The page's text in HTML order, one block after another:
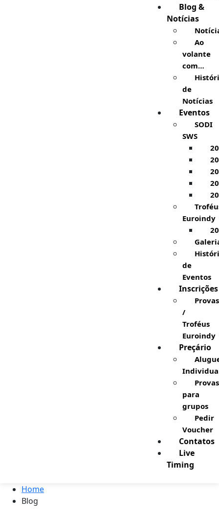
Blog &
Notícias
Ao
volante
com…
de
Notícias
Eventos
SODI
SWS
Euroindy
de
Eventos
Inscrições
Provas
/
Troféus
Euroindy
Preçário
Provas
para
grupos
Pedir
Voucher
Contatos
Live
Timing
Home
Blog